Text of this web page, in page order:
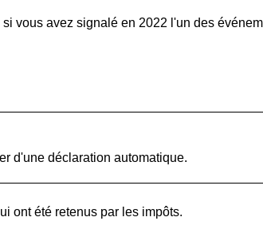
vous avez signalé en 2022 l'un des
d'une déclaration automatique.
ont été retenus par les impôts.